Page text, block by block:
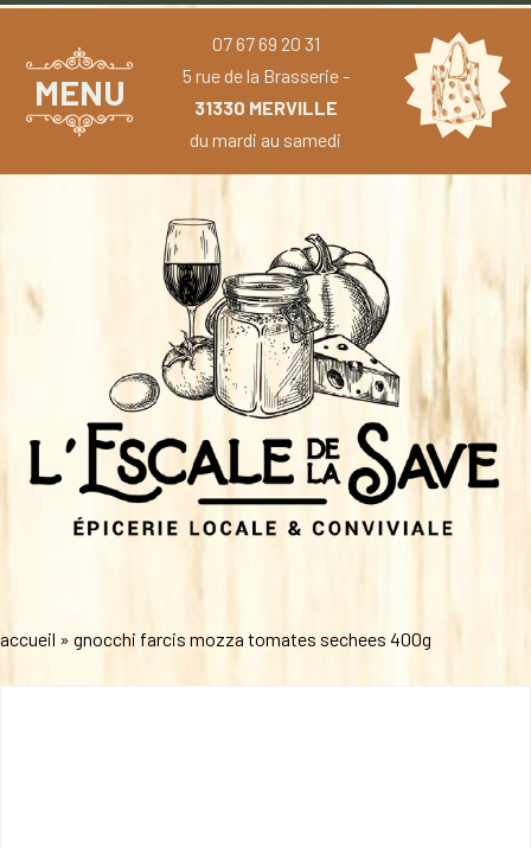
MENU
07 67 69 20 31
5 rue de la Brasserie -
31330 MERVILLE
du mardi au samedi
accueil » gnocchi farcis mozza tomates sechees 400g